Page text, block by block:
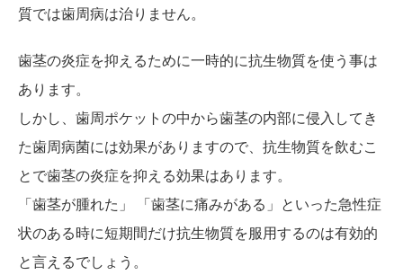
質では歯周病は治りません。
歯茎の炎症を抑えるために一時的に抗生物質を使う事は
あります。
しかし、歯周ポケットの中から歯茎の内部に侵入してき
た歯周病菌には効果がありますので、抗生物質を飲むこ
とで歯茎の炎症を抑える効果はあります。
「歯茎が腫れた」 「歯茎に痛みがある」といった急性症
状のある時に短期間だけ抗生物質を服用するのは有効的
と言えるでしょう。